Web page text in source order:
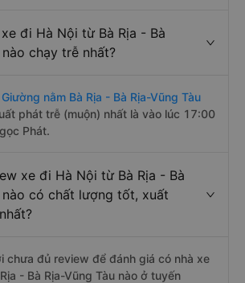
đi Hà Nội từ Bà Rịa - Bà
nào chạy trễ nhất?
Giường nằm Bà Rịa - Bà Rịa-Vũng Tàu
phát trễ (muộn) nhất là vào lúc 17:00
Phát.
xe đi Hà Nội từ Bà Rịa - Bà
nào có chất lượng tốt, xuất
chưa đủ review để đánh giá có nhà xe
- Bà Rịa-Vũng Tàu nào ở tuyến